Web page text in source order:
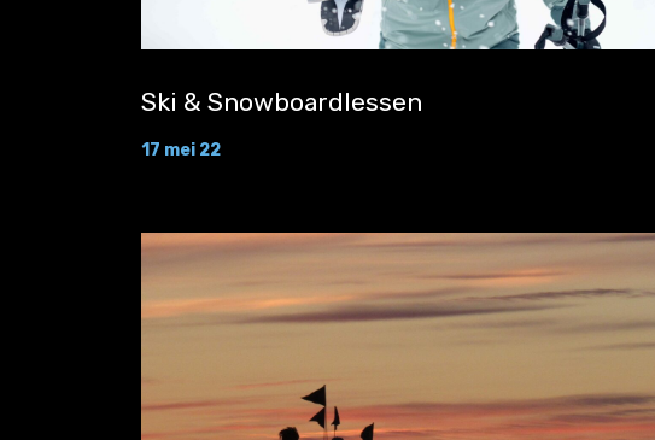
Ski & Snowboardlessen
17 mei 22